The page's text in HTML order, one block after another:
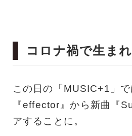
コロナ禍で生ま
この日の「MUSIC+1」
『effector』から新曲『
アすることに。